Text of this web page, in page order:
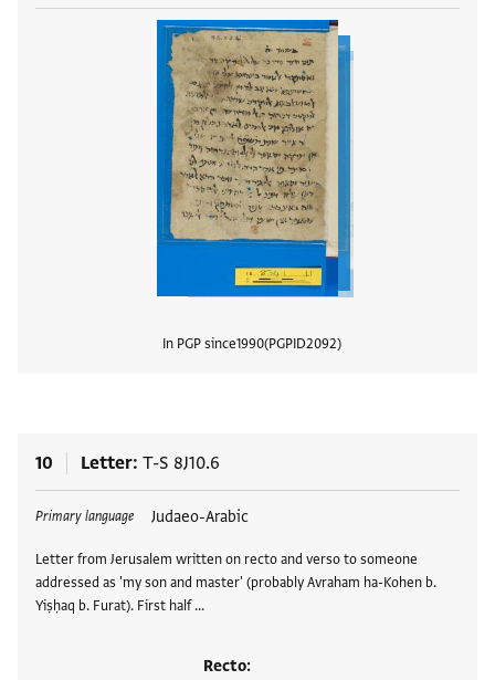
In PGP since1990 PGPID2092
10 Letter T-S 8J10.6
Primary language Judaeo-Arabic
Letter from Jerusalem written on recto and verso to someone
addressed as 'my son and master' (probably Avraham ha-Kohen b.
Yiṣḥaq b. Furat). First half …
Recto:
Tags